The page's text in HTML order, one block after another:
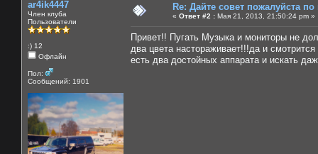
ar4ik4447
Член клуба
Пользователи
:) 12
Офлайн
Пол:
Сообщений: 1901
Re: Дайте совет пожалуйста
« Ответ #2 : Мая 21, 2013, 21:50:24 pm »
Привет!! Пугать Музыка и мониторы не
два цвета настораживает!!!да и
есть два достойных аппарата и искать